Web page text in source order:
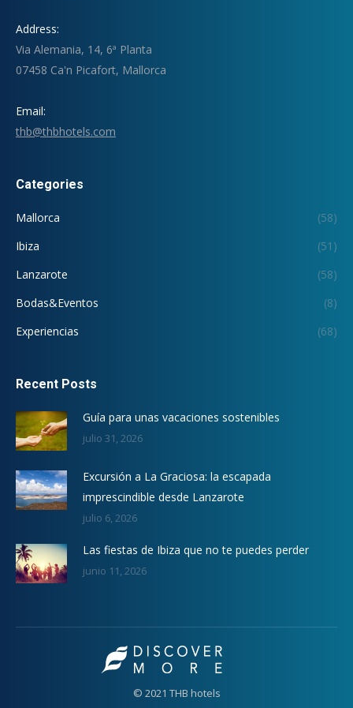
Address:
Via Alemania, 14, 6ª Planta
07458 Ca'n Picafort, Mallorca
Email:
thb@thbhotels.com
Categories
Mallorca
(58)
Ibiza
(51)
Lanzarote
(58)
Bodas&Eventos
(8)
Experiencias
(68)
Recent Posts
Guía para unas vacaciones sostenibles
julio 31, 2026
Excursión a La Graciosa: la escapada
imprescindible desde Lanzarote
julio 6, 2026
Las fiestas de Ibiza que no te puedes perder
junio 11, 2026
© 2021 THB hotels